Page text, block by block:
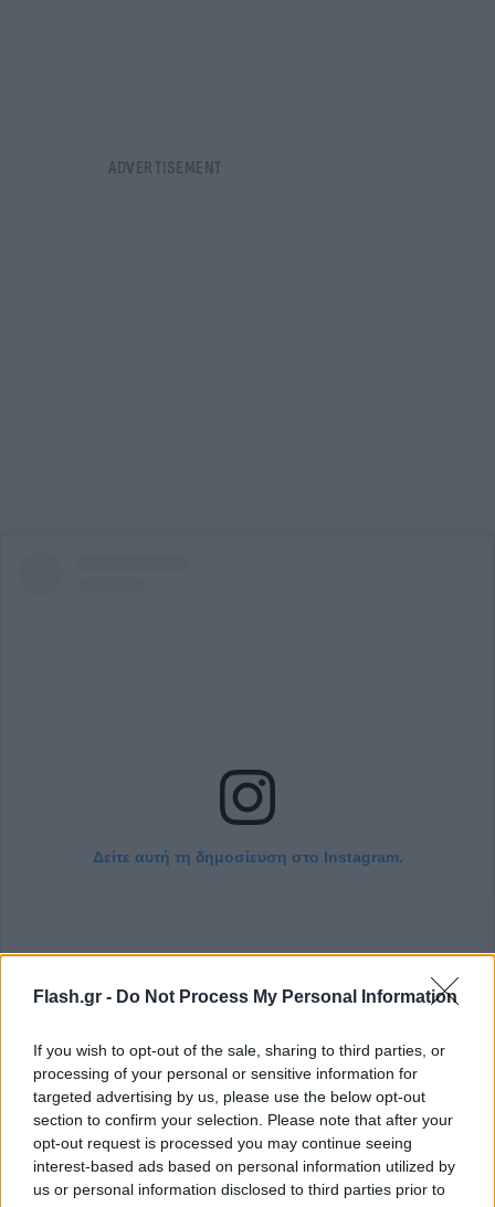
Flash.gr - Do Not Process My Personal Information
If you wish to opt-out of the sale, sharing to third parties, or
processing of your personal or sensitive information for
targeted advertising by us, please use the below opt-out
section to confirm your selection. Please note that after your
opt-out request is processed you may continue seeing
interest-based ads based on personal information utilized by
us or personal information disclosed to third parties prior to
Δείτε αυτή τη δημοσίευση στο Instagram.